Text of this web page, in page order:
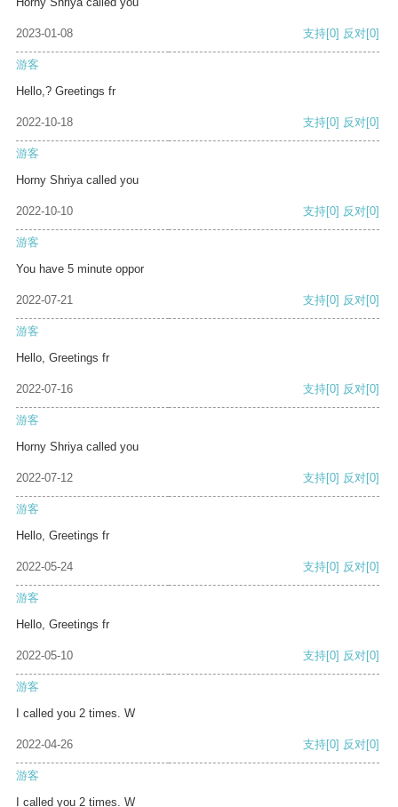
2023-01-08 支持[0] 反对[0]
游客
Hello,? Greetings fr
2022-10-18 支持[0] 反对[0]
游客
Horny Shriya called you
2022-10-10 支持[0] 反对[0]
游客
You have 5 minute oppor
2022-07-21 支持[0] 反对[0]
游客
Hello, Greetings fr
2022-07-16 支持[0] 反对[0]
游客
Horny Shriya called you
2022-07-12 支持[0] 反对[0]
游客
Hello, Greetings fr
2022-05-24 支持[0] 反对[0]
游客
Hello, Greetings fr
2022-05-10 支持[0] 反对[0]
游客
I called you 2 times. W
2022-04-26 支持[0] 反对[0]
游客
I called you 2 times. W